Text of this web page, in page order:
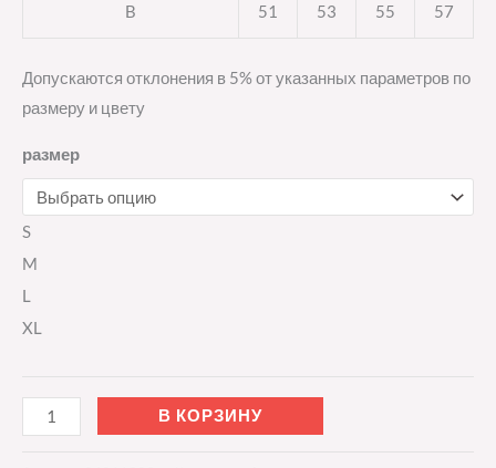
B 51 53 55 57
Допускаются отклонения в 5% от указанных параметров по
размеру и цвету
размер
S
M
L
XL
В КОРЗИНУ